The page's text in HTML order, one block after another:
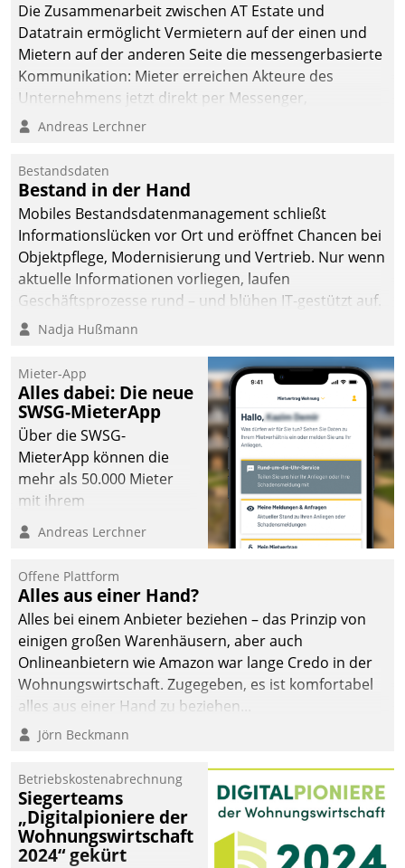
Die Zusammenarbeit zwischen AT Estate und
Datatrain ermöglicht Vermietern auf der einen und
Mietern auf der anderen Seite die messengerbasierte
Kommunikation: Mieter erreichen Akteure des
Unternehmens jetzt direkt per Messenger,
Mitarbeiter oder Dienstleister empfangen oder
Andreas Lerchner
Bestandsdaten
Bestand in der Hand
Mobiles Bestandsdatenmanagement schließt
Informationslücken vor Ort und eröffnet Chancen bei
Objektpflege, Modernisierung und Vertrieb. Nur wenn
aktuelle Informationen vorliegen, laufen
Geschäftsprozesse rund – und blühen IT-gestützt auf.
Nadja Hußmann
Mieter-App
Alles dabei: Die neue
SWSG-MieterApp
Über die SWSG-
MieterApp können die
mehr als 50.000 Mieter
mit ihrem
Wohnungsunternehmen
kommunizieren, auf dem
einsehen und ändern
oder
Schadensmeldungen
abgeben – rund um die
Uhr.
Andreas Lerchner
Offene Plattform
Alles aus einer Hand?
Alles bei einem Anbieter beziehen – das Prinzip von
einigen großen Warenhäusern, aber auch
Onlineanbietern wie Amazon war lange Credo in der
Wohnungswirtschaft. Zugegeben, es ist komfortabel
alles aus einer Hand zu beziehen...
Jörn Beckmann
Betriebskostenabrechnung
Siegerteams
„Digitalpioniere der
Wohnungswirtschaft
2024“ gekürt